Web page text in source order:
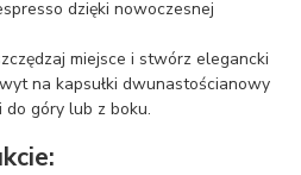
dzięki nowoczesnej
miejsce i stwórz elegancki
na kapsułki dwunastościanowy
do góry lub z boku.